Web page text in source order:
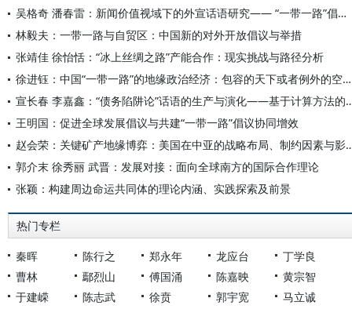
吴格奇 潘春雷：新闻价值视域下的外宣话语研究—— “一带一路”倡议十周年报道分析
林毅夫：一带一路与自贸区：中国新的对外开放倡议与举措
张靖佳 徐怡恬：“冰上丝绸之路”产能合作：现实挑战与路径分析
徐进钰：中国“一带一路”的地缘政治经济：包容的天下或者例外的空间？
宣长春 李嘉鑫：“债务陷阱论
王明国：促进全球发展倡议与共建“一带一路”倡议协同增效
赵会荣：关键矿产地缘博弈：
郭介末 徐秀丽 武晋：发展对接：面向全球南方的国际合作理论
张颖：构建周边命运共同体的理论内涵、实践探索及前景
热门专栏
秦晖 陈行之 郑永年 龙应台
丁学良
曹林
鄢烈山 傅国涌 陈嘉映
黄宗智
于建嵘
陈志武 徐贲 郭宇宽
马立诚